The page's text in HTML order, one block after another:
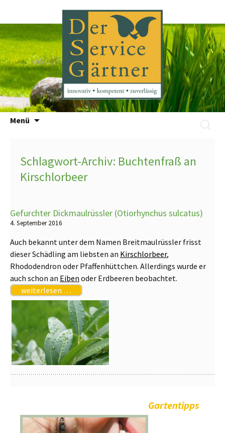
Menü
Zum
Schlagwort-Archiv: Buchtenfraß an
Kirschlorbeer
Gefurchter Dickmaulrüssler (Otiorhynchus sulcatus)
4. September 2016
Auch bekannt unter dem Namen Breitmaulrüssler frisst
dieser Schädling am liebsten an Kirschlorbeer,
Rhododendron oder Pfaffenhüttchen. Allerdings wurde er
auch schon an Eiben oder Erdbeeren beobachtet.
weiterlesen …
Gartentipps